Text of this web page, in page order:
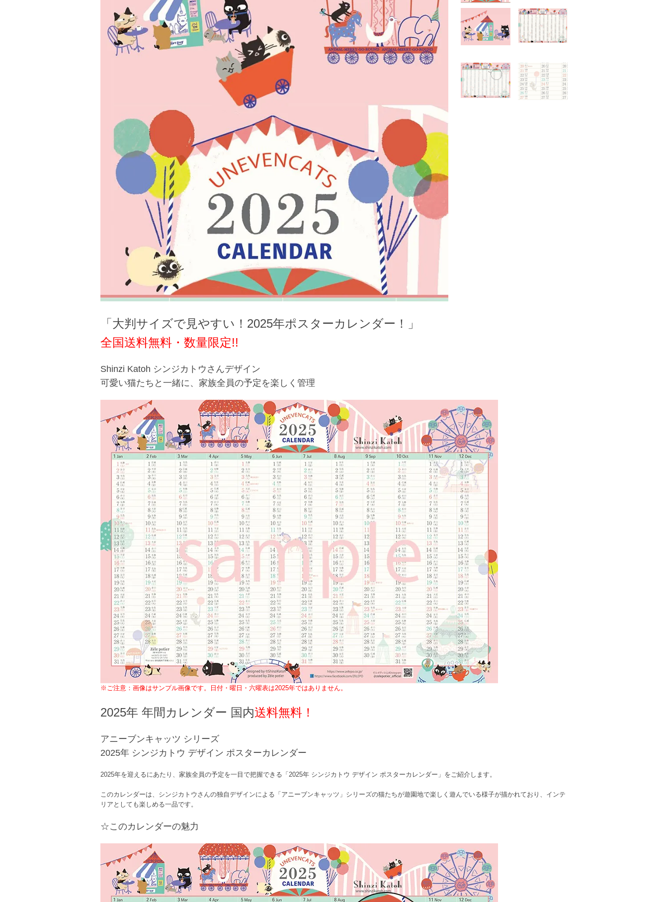
「大判サイズで見やすい！2025年ポスターカレンダー！」
全国送料無料・数量限定!!
Shinzi Katoh シンジカトウさんデザイン
可愛い猫たちと一緒に、家族全員の予定を楽しく管理
※ご注意：画像はサンプル画像です。日付・曜日・六曜表は2025年ではありません。
2025年 年間カレンダー 国内送料無料！
アニーブンキャッツ シリーズ
2025年 シンジカトウ デザイン ポスターカレンダー
2025年を迎えるにあたり、家族全員の予定を一目で把握できる「2025年 シンジカトウ デザイン ポスターカレンダー」をご紹介します。
このカレンダーは、シンジカトウさんの独自デザインによる「アニーブンキャッツ」シリーズの猫たちが遊園地で楽しく遊んでいる様子が描かれており、インテ
リアとしても楽しめる一品です。
☆このカレンダーの魅力